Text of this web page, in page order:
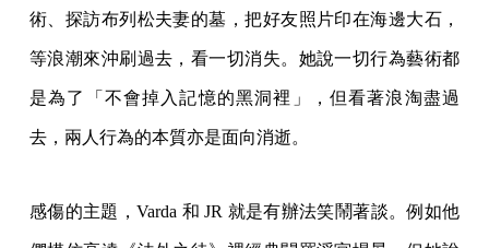
術、探訪布列松夫妻的墓，把好友照片印在海邊大石，
等浪潮來沖刷過去，看一切消失。她說一切行為藝術都
是為了「不會掉入記憶的黑洞裡」，但看著浪淘盡過
去，兩人行為的本質亦是面向消逝。
感傷的主題，Varda 和 JR 就是有辦法笑鬧著談。例如他